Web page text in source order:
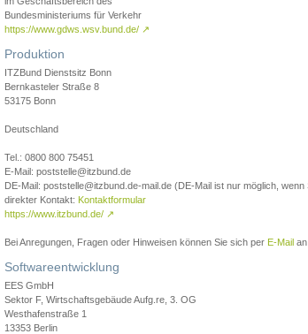
Bundesministeriums für Verkehr
https://www.gdws.wsv.bund.de/ ↗
Produktion
ITZBund Dienstsitz Bonn
Bernkasteler Straße 8
53175 Bonn
Deutschland
Tel.: 0800 800 75451
E-Mail: poststelle@itzbund.de
DE-Mail: poststelle@itzbund.de-mail.de (DE-Mail ist nur möglich,
direkter Kontakt: Kontaktformular
https://www.itzbund.de/ ↗
Bei Anregungen, Fragen oder Hinweisen können Sie sich per E-Mail
Softwareentwicklung
EES GmbH
Sektor F, Wirtschaftsgebäude Aufg.re, 3. OG
Westhafenstraße 1
13353 Berlin